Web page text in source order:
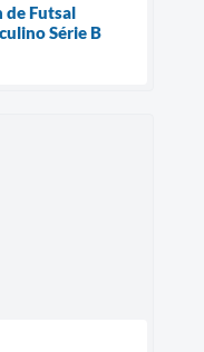
de Futsal
Série B